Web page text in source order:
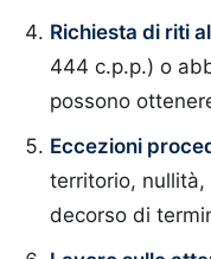
Richiesta di riti
444 c.p.p.) o
possono
Eccezioni
territorio,
decorso di